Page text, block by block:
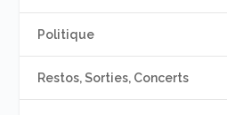
Politique
Restos, Sorties, Concerts